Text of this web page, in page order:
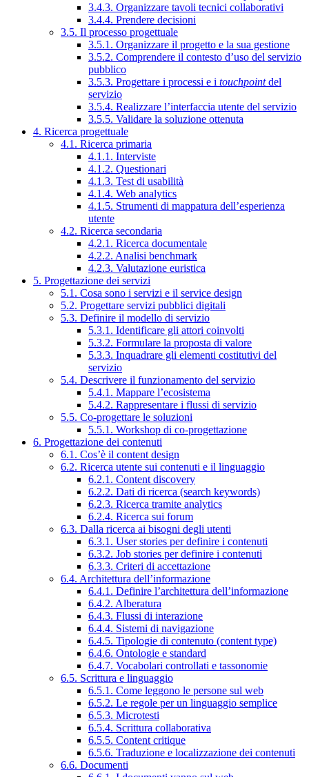
3.4.3. Organizzare tavoli tecnici collaborativi
3.4.4. Prendere decisioni
3.5. Il processo progettuale
3.5.1. Organizzare il progetto e la sua gestione
3.5.2. Comprendere il contesto d’uso del servizio
pubblico
3.5.3. Progettare i processi e i touchpointdel
servizio
3.5.4. Realizzare l’interfaccia utente del servizio
3.5.5. Validare la soluzione ottenuta
4. Ricerca progettuale
4.1. Ricerca primaria
4.1.1. Interviste
4.1.2. Questionari
4.1.3. Test di usabilità
4.1.4. Web analytics
4.1.5. Strumenti di mappatura dell’esperienza
utente
4.2. Ricerca secondaria
4.2.1. Ricerca documentale
4.2.2. Analisi benchmark
4.2.3. Valutazione euristica
5. Progettazione dei servizi
5.1. Cosa sono i servizi e il service design
5.2. Progettare servizi pubblici digitali
5.3. Definire il modello di servizio
5.3.1. Identificare gli attori coinvolti
5.3.2. Formulare la proposta di valore
5.3.3. Inquadrare gli elementi costitutivi del
servizio
5.4. Descrivere il funzionamento del servizio
5.4.1. Mappare l’ecosistema
5.4.2. Rappresentare i flussi di servizio
5.5. Co-progettare le soluzioni
5.5.1. Workshop di co-progettazione
6. Progettazione dei contenuti
6.1. Cos’è il content design
6.2. Ricerca utente sui contenuti e il linguaggio
6.2.1. Content discovery
6.2.2. Dati di ricerca (search keywords)
6.2.3. Ricerca tramite analytics
6.2.4. Ricerca sui forum
6.3. Dalla ricerca ai bisogni degli utenti
6.3.1. User stories per definire i contenuti
6.3.2. Job stories per definire i contenuti
6.3.3. Criteri di accettazione
6.4. Architettura dell’informazione
6.4.1. Definire l’architettura dell’informazione
6.4.2. Alberatura
6.4.3. Flussi di interazione
6.4.4. Sistemi di navigazione
6.4.5. Tipologie di contenuto (content type)
6.4.6. Ontologie e standard
6.4.7. Vocabolari controllati e tassonomie
6.5. Scrittura e linguaggio
6.5.1. Come leggono le persone sul web
6.5.2. Le regole per un linguaggio semplice
6.5.3. Microtesti
6.5.4. Scrittura collaborativa
6.5.5. Content critique
6.5.6. Traduzione e localizzazione dei contenuti
6.6. Documenti